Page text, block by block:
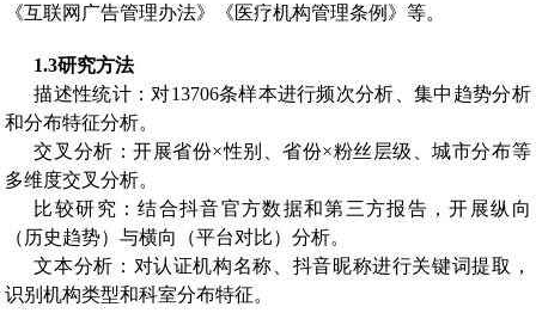
《互联网广告管理办法》《医疗机构管理条例》等。
1.3研究方法
描述性统计：对13706条样本进行频次分析、集中趋势分析
和分布特征分析。
交叉分析：开展省份×性别、省份×粉丝层级、城市分布等
多维度交叉分析。
比较研究：结合抖音官方数据和第三方报告，开展纵向
（历史趋势）与横向（平台对比）分析。
文本分析：对认证机构名称、抖音昵称进行关键词提取，
识别机构类型和科室分布特征。